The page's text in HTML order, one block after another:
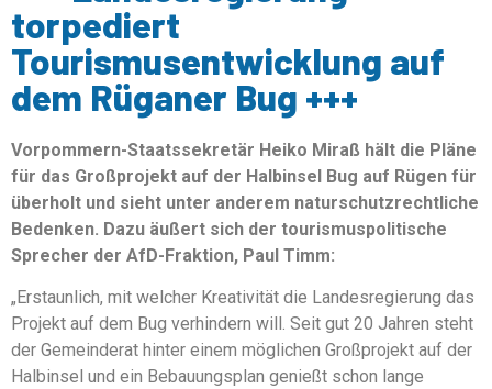
torpediert
Tourismusentwicklung auf
dem Rüganer Bug +++
Vorpommern-Staatssekretär Heiko Miraß hält die Pläne
für das Großprojekt auf der Halbinsel Bug auf Rügen für
überholt und sieht unter anderem naturschutzrechtliche
Bedenken. Dazu äußert sich der tourismuspolitische
Sprecher der AfD-Fraktion, Paul Timm:
„Erstaunlich, mit welcher Kreativität die Landesregierung das
Projekt auf dem Bug verhindern will. Seit gut 20 Jahren steht
der Gemeinderat hinter einem möglichen Großprojekt auf der
Halbinsel und ein Bebauungsplan genießt schon lange